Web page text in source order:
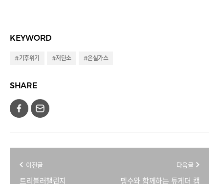
KEYWORD
#기후위기 #저탄소 #온실가스
SHARE
이전글
트리블러챌린지
다음글
펭수와 함께하는 튜게더 캠